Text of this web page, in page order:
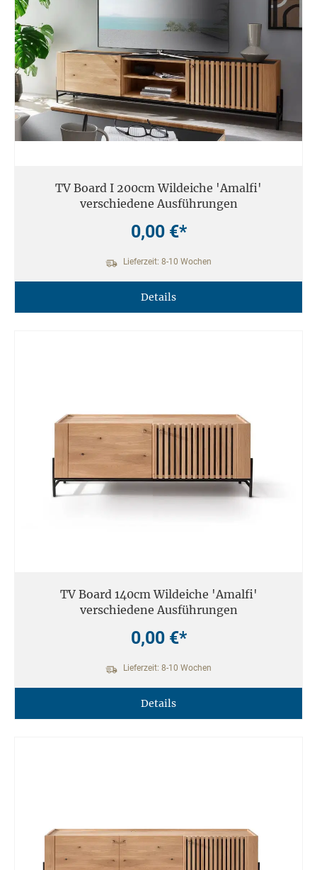
12. Einsatzort
Unsere Massivmöbel sind so konzipiert das Sie für den privaten
Gebrauch in Haushalten geeignet sind. Diese Möbel sind nicht für
kommerziellen Gebrauch geeignet.
Unsere Massivholzmöbel sind nicht für den Außenbereich geeignet.
TV Board I 200cm Wildeiche 'Amalfi'
verschiedene Ausführungen
0,00 €*
Lieferzeit: 8-10 Wochen
Details
TV Board 140cm Wildeiche 'Amalfi'
verschiedene Ausführungen
0,00 €*
Lieferzeit: 8-10 Wochen
Details